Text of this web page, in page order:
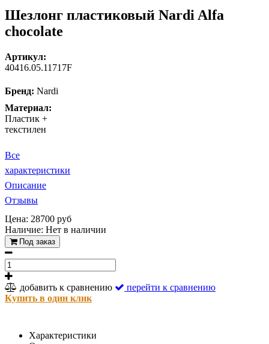
Шезлонг пластиковый Nardi Alfa
chocolate
Артикул:
40416.05.11717F
Бренд: Nardi
Материал:
Пластик +
текстилен
Все
характеристики
Описание
Отзывы
Цена: 28700 руб
Наличие: Нет в наличии
Под заказ
добавить к сравнению
перейти к сравнению
Купить в один клик
Характеристики